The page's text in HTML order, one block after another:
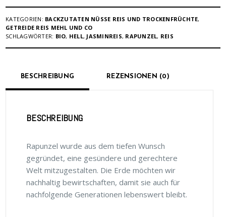
KATEGORIEN: BACKZUTATEN NÜSSE REIS UND TROCKENFRÜCHTE,
GETREIDE REIS MEHL UND CO
SCHLAGWÖRTER: BIO, HELL, JASMINREIS, RAPUNZEL, REIS
BESCHREIBUNG REZENSIONEN (0)
BESCHREIBUNG
Rapunzel wurde aus dem tiefen Wunsch
gegründet, eine gesündere und gerechtere
Welt mitzugestalten. Die Erde möchten wir
nachhaltig bewirtschaften, damit sie auch für
nachfolgende Generationen lebenswert bleibt.